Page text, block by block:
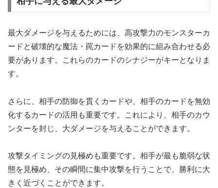
最大ダメージを与えるためには、高攻撃力のモンスターカ
ードと破壊的な魔法・罠カードを効果的に組み合わせる必
要があります。これらのカードのシナジーがキーとなりま
す。
さらに、相手の防御を貫くカードや、相手のカードを無効
化するカードの活用も重要です。これにより、相手のカウ
ンターを封じ、大ダメージを与えることができます。
攻撃タイミングの見極めも重要です。相手が最も脆弱な状
態を見極め、その瞬間に集中攻撃を行うことで、勝利に大
きく近づくことができます。